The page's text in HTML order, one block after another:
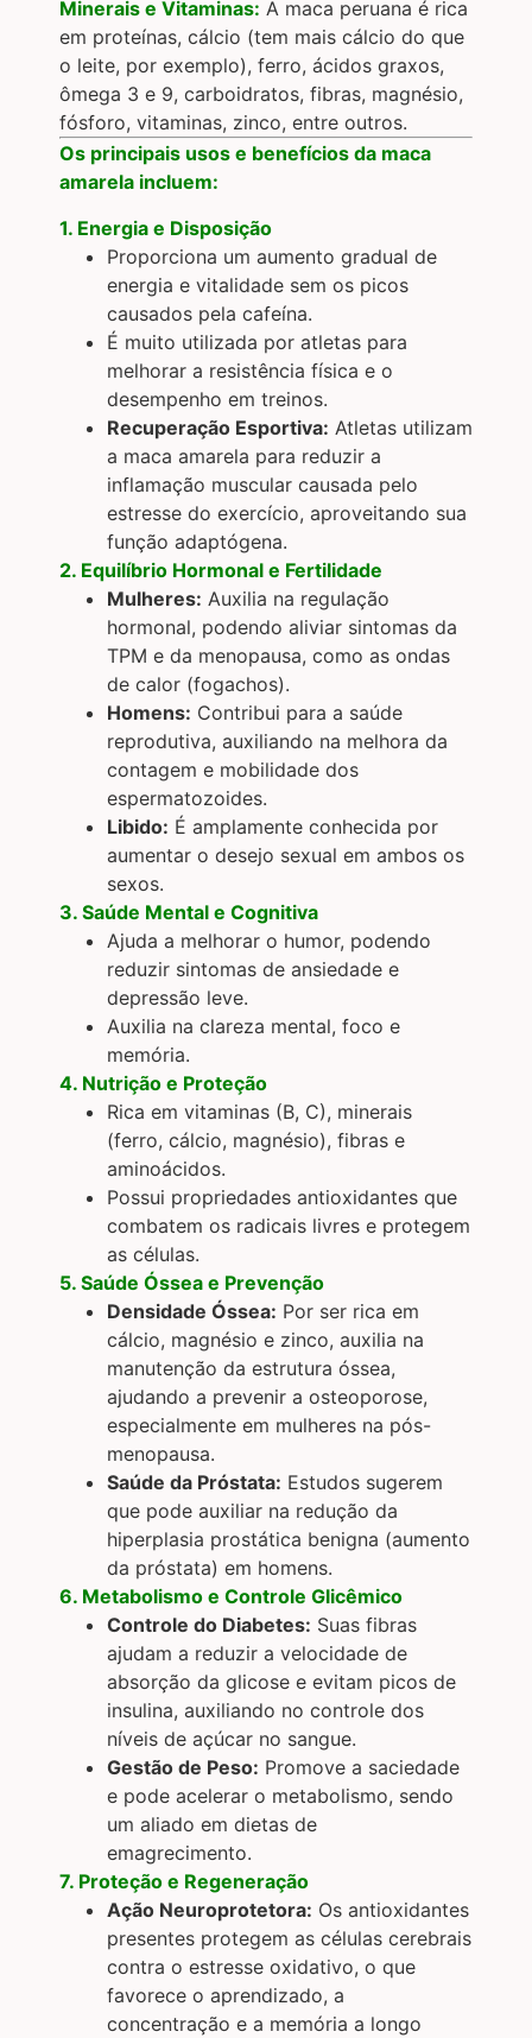
Minerais e Vitaminas: A maca peruana é rica
em proteínas, cálcio (tem mais cálcio do que
o leite, por exemplo), ferro, ácidos graxos,
ômega 3 e 9, carboidratos, fibras, magnésio,
fósforo, vitaminas, zinco, entre outros.
Os principais usos e benefícios da maca
amarela incluem:
1. Energia e Disposição
Proporciona um aumento gradual de
energia e vitalidade sem os picos
causados pela cafeína.
É muito utilizada por atletas para
melhorar a resistência física e o
desempenho em treinos.
Recuperação Esportiva: Atletas utilizam
a maca amarela para reduzir a
inflamação muscular causada pelo
estresse do exercício, aproveitando sua
função adaptógena.
2. Equilíbrio Hormonal e Fertilidade
Mulheres: Auxilia na regulação
hormonal, podendo aliviar sintomas da
TPM e da menopausa, como as ondas
de calor (fogachos).
Homens: Contribui para a saúde
reprodutiva, auxiliando na melhora da
contagem e mobilidade dos
espermatozoides.
Libido: É amplamente conhecida por
aumentar o desejo sexual em ambos os
sexos.
3. Saúde Mental e Cognitiva
Ajuda a melhorar o humor, podendo
reduzir sintomas de ansiedade e
depressão leve.
Auxilia na clareza mental, foco e
memória.
4. Nutrição e Proteção
Rica em vitaminas (B, C), minerais
(ferro, cálcio, magnésio), fibras e
aminoácidos.
Possui propriedades antioxidantes que
combatem os radicais livres e protegem
as células.
5. Saúde Óssea e Prevenção
Densidade Óssea: Por ser rica em
cálcio, magnésio e zinco, auxilia na
manutenção da estrutura óssea,
ajudando a prevenir a osteoporose,
especialmente em mulheres na pós-
menopausa.
Saúde da Próstata: Estudos sugerem
que pode auxiliar na redução da
hiperplasia prostática benigna (aumento
da próstata) em homens.
6. Metabolismo e Controle Glicêmico
Controle do Diabetes: Suas fibras
ajudam a reduzir a velocidade de
absorção da glicose e evitam picos de
insulina, auxiliando no controle dos
níveis de açúcar no sangue.
Gestão de Peso: Promove a saciedade
e pode acelerar o metabolismo, sendo
um aliado em dietas de
emagrecimento.
7. Proteção e Regeneração
Ação Neuroprotetora: Os antioxidantes
presentes protegem as células cerebrais
contra o estresse oxidativo, o que
favorece o aprendizado, a
concentração e a memória a longo